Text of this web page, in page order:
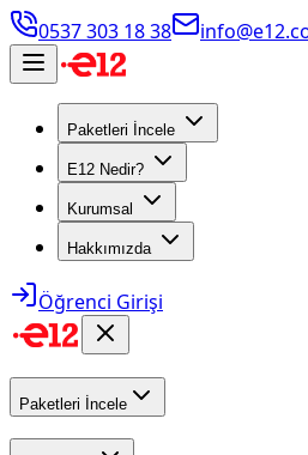
0537 303 18 38
Paketleri İncele
E12 Nedir?
Kurumsal
Hakkımızda
Öğrenci Girişi
Paketleri İncele